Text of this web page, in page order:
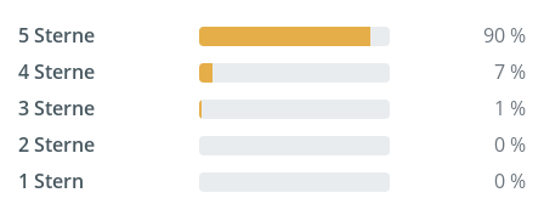
5 Sterne
90 %
4 Sterne
7 %
3 Sterne
1 %
2 Sterne
0 %
1 Stern
0 %